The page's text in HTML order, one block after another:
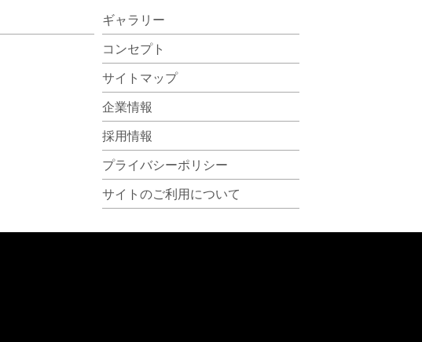
ギャラリー
コンセプト
サイトマップ
企業情報
採用情報
プライバシーポリシー
サイトのご利用について